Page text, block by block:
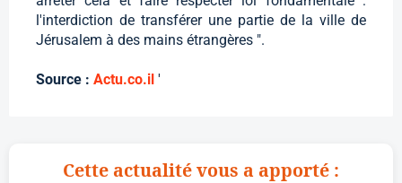
l'interdiction de transférer une partie de la ville de
Jérusalem à des mains étrangères ".
Source : Actu.co.il '
Cette actualité vous a apporté :